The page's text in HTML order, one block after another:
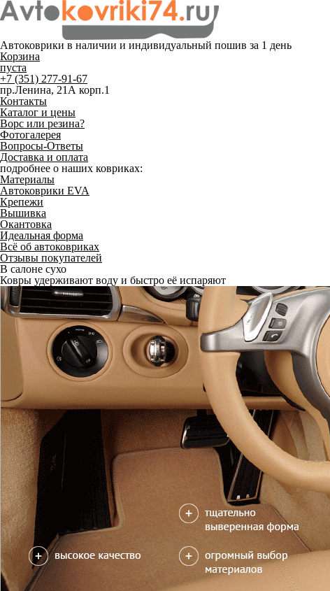
Автоковрики в наличии и индивидуальный пошив за 1 день
Корзина
пуста
+7 (351) 277-91-67
пр.Ленина, 21А корп.1
Контакты
Каталог и цены
Ворс или резина?
Фотогалерея
Вопросы-Ответы
Доставка и оплата
подробнее о наших ковриках:
Материалы
Автоковрики EVA
Крепежи
Вышивка
Окантовка
Идеальная форма
Всё об автоковриках
Отзывы покупателей
В салоне сухо
Ковры удерживают воду и быстро её испаряют